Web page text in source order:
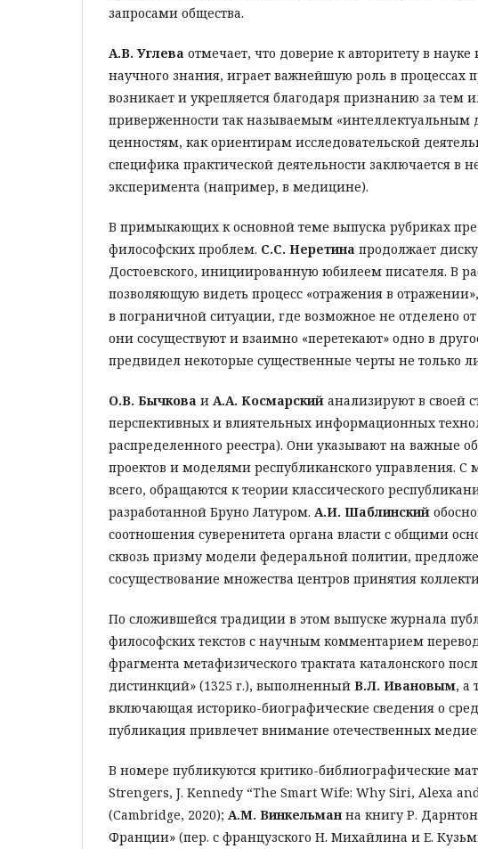
запросами общества.
А.В. Углева отмечает, что доверие к авторитету в
научного знания, играет важнейшую роль в
возникает и укрепляется благодаря признанию за
приверженности так называемым «интеллектуальным
ценностям, как ориентирам исследовательской
специфика практической деятельности заключается в
эксперимента (например, в медицине).
В примыкающих к основной теме выпуска рубриках
философских проблем. С.С. Неретина продолжает
Достоевского, инициированную юбилеем писателя. В
позволяющую видеть процесс «отражения в
в пограничной ситуации, где возможное не отделено
они сосуществуют и взаимно «перетекают» одно в
предвидел некоторые существенные черты не только
О.В. Бычкова и А.А. Космарский анализируют в своей
перспективных и влиятельных информационных
распределенного реестра). Они указывают на
проектов и моделями республиканского управления.
всего, обращаются к теории классического
разработанной Бруно Латуром. А.И. Шаблинский
соотношения суверенитета органа власти с общими
сквозь призму модели федеральной политии,
сосуществование множества центров принятия
По сложившейся традиции в этом выпуске журнала
философских текстов с научным комментарием
фрагмента метафизического трактата каталонского
дистинкций» (1325 г.), выполненный В.Л. Ивановым, а
включающая историко-биографические сведения о
публикация привлечет внимание отечественных
В номере публикуются критико-библиографические
Strengers, J. Kennedy “The Smart Wife: Why Siri, Alexa
(Cambridge, 2020); А.М. Винкельманна книгу Р.
Франции» (пер. с французского Н. Михайлина и Е.